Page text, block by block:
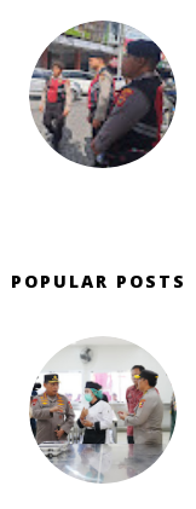
POPULAR POSTS